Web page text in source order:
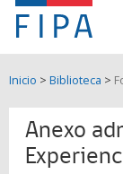
Fondo
de
y
FIPA;
Fondo
Investigación
pesquera
de
Acuicultira
Inicio > Biblioteca >
Anexo